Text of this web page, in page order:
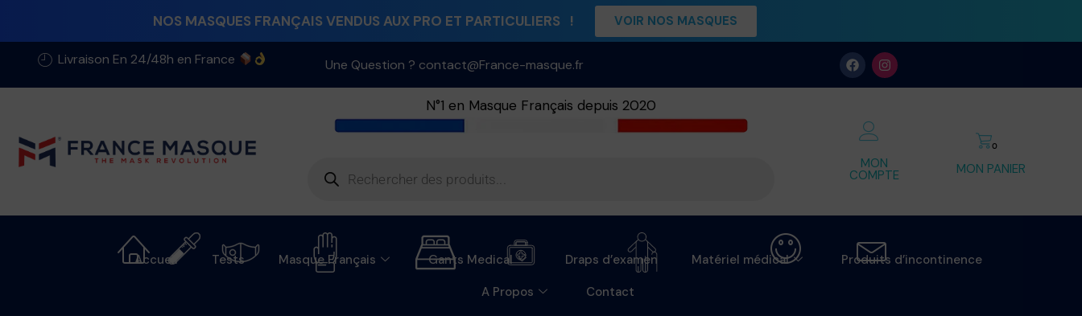
NOS MASQUES FRANÇAIS VENDUS AUX PRO ET PARTICULIERS ! VOIR NOS MASQUES
Livraison En 24/48h en France Une Question ? contact@France-masque.fr
N°1 en Masque Français depuis 2020
MON
COMPTE
0
MON PANIER
Accueil Tests Masque Français Gants Medical Draps d’examen Matériel médical
Produits d’incontinence
A Propos
Contact